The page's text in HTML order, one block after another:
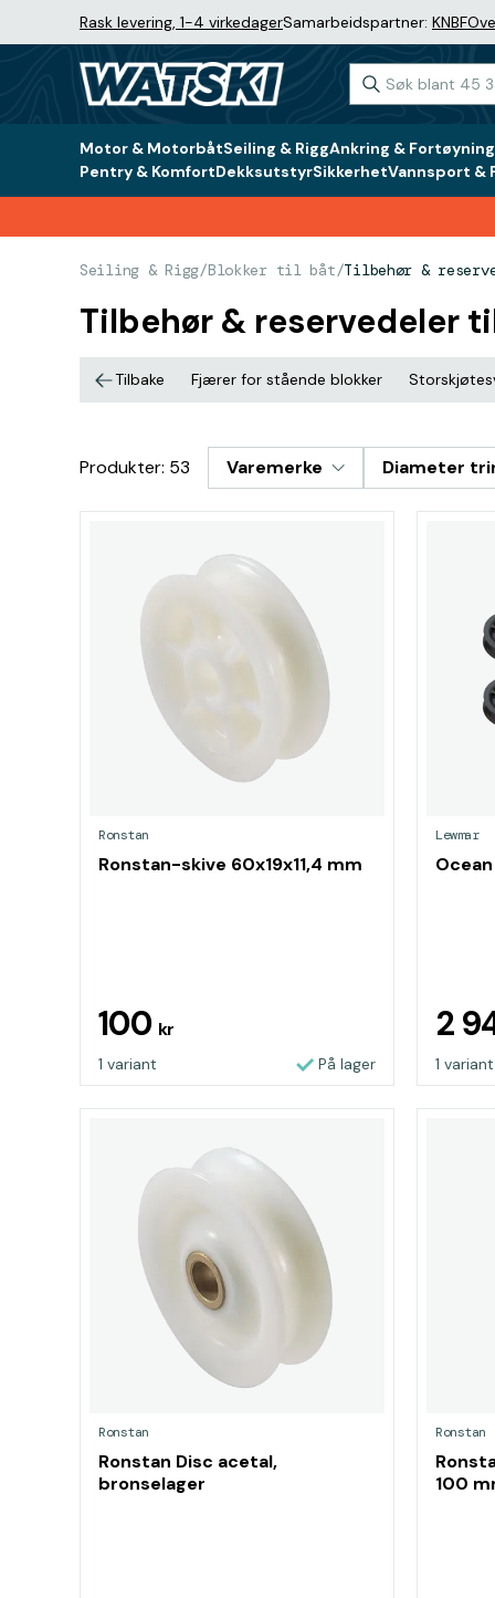
Rask levering, 1-4 virkedagerSamarbeidspartner: KNBF
Motor & MotorbåtSeiling & RiggAnkring & Fortøyning
Pentry & KomfortDekksutstyrSikkerhetVannsport &
Seiling & Rigg/Blokker til båt/Tilbehør &
Tilbehør & reservedeler
Tilbake Fjærer for stående blokker
Produkter: 53 Varemerke Diameter
Ronstan
Ronstan-skive 60x19x11,4 mm
100 kr
1 variant På lager
Lewmar
2
1 variant
Ronstan
Ronstan Disc acetal,
bronselager
Ronstan
100